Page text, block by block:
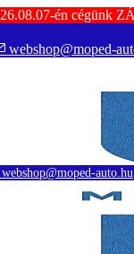
én cégünk
webshop@moped-
webshop@moped-auto.hu